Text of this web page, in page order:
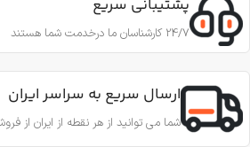
پشتیبانی سریع
24/7 کارشناسان ما درخدمت شما هستند
ارسال سریع به سراسر ایران
شما می توانید از هر نقطه از ایران از